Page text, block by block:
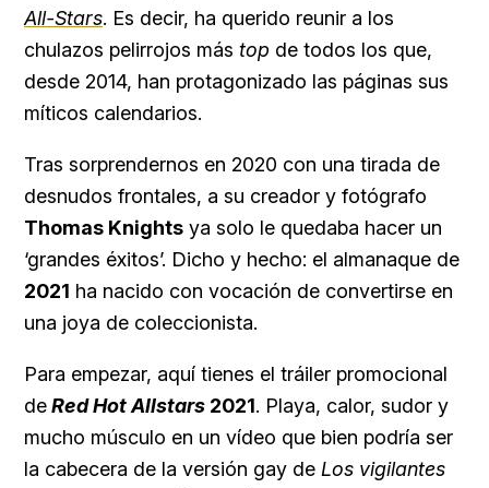
All-Stars. Es decir, ha querido reunir a los
chulazos pelirrojos más top de todos los que,
desde 2014, han protagonizado las páginas sus
míticos calendarios.
Tras sorprendernos en 2020 con una tirada de
desnudos frontales, a su creador y fotógrafo
Thomas Knights ya solo le quedaba hacer un
‘grandes éxitos’. Dicho y hecho: el almanaque de
2021 ha nacido con vocación de convertirse en
una joya de coleccionista.
Para empezar, aquí tienes el tráiler promocional
deRed Hot Allstars 2021. Playa, calor, sudor y
mucho músculo en un vídeo que bien podría ser
la cabecera de la versión gay de Los vigilantes